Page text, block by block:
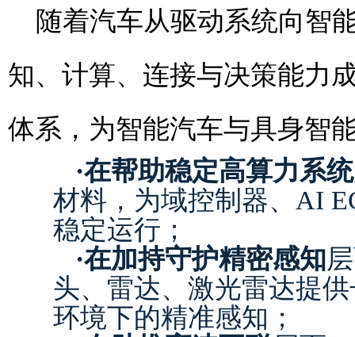
随着汽车从驱动系统向智
知、计算、连接与决策能力
体系，为智能汽车与具身智
·在帮助稳定高算力系统
材料，为域控制器、AI
稳定运行；
·在加持守护精密感知
头、雷达、激光雷达提
环境下的精准感知；